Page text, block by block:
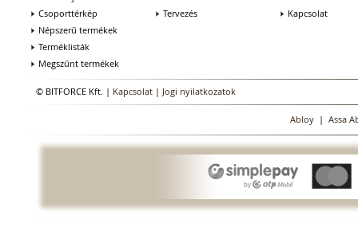
Csoporttérkép
Népszerű termékek
Terméklisták
Megszűnt termékek
Tervezés
Kapcsolat
© BITFORCE Kft. | Kapcsolat | Jogi nyilatkozatok
Abloy| Assa